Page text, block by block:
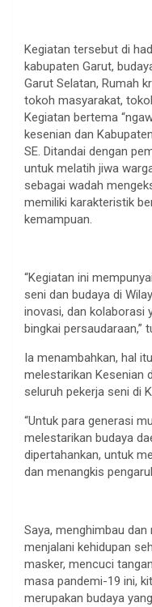
Kegiatan tersebut di
kabupaten Garut,
Garut Selatan, Rumah
tokoh masyarakat,
Kegiatan bertema
kesenian dan
SE. Ditandai dengan
untuk melatih jiwa
sebagai wadah
memiliki karakteristik
kemampuan.
“Kegiatan ini
seni dan budaya di
inovasi, dan kolaborasi
bingkai persaudaraan,”
Ia menambahkan, hal
melestarikan Kesenian
seluruh pekerja seni di
“Untuk para generasi
melestarikan budaya
dipertahankan, untuk
dan menangkis
Saya, menghimbau
menjalani kehidupan
masker, mencuci
masa pandemi-19 ini,
merupakan budaya